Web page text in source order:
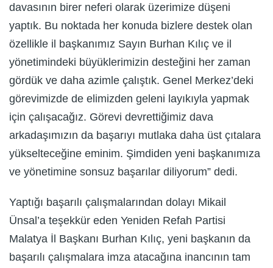
davasının birer neferi olarak üzerimize düşeni
yaptık. Bu noktada her konuda bizlere destek olan
özellikle il başkanımız Sayın Burhan Kılıç ve il
yönetimindeki büyüklerimizin desteğini her zaman
gördük ve daha azimle çalıştık. Genel Merkez’deki
görevimizde de elimizden geleni layıkıyla yapmak
için çalışacağız. Görevi devrettiğimiz dava
arkadaşımızın da başarıyı mutlaka daha üst çıtalara
yükselteceğine eminim. Şimdiden yeni başkanımıza
ve yönetimine sonsuz başarılar diliyorum” dedi.
Yaptığı başarılı çalışmalarından dolayı Mikail
Ünsal’a teşekkür eden Yeniden Refah Partisi
Malatya İl Başkanı Burhan Kılıç, yeni başkanın da
başarılı çalışmalara imza atacağına inancının tam